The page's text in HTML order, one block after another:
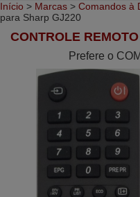
Início > Marcas > Comandos à
para Sharp GJ220
CONTROLE
Prefere o